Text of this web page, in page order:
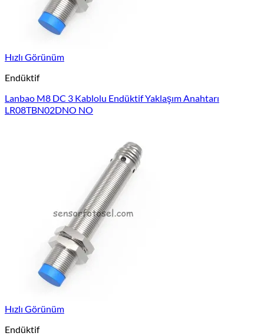
Hızlı Görünüm
Endüktif
Lanbao M8 DC 3 Kablolu Endüktif Yaklaşım Anahtarı
LR08TBN02DNO NO
Hızlı Görünüm
Endüktif